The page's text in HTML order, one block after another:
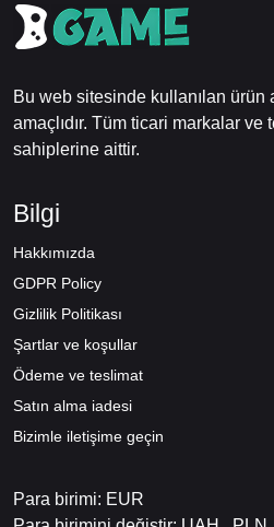
Bu web sitesinde kullanılan ürün
amaçlıdır. Tüm ticari markalar
sahiplerine aittir.
Bilgi
Hakkımızda
GDPR Policy
Gizlilik Politikası
Şartlar ve koşullar
Ödeme ve teslimat
Satın alma iadesi
Bizimle iletişime geçin
Para birimi: EUR